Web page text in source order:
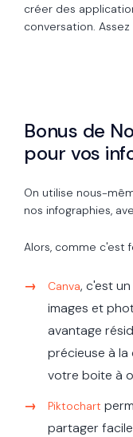
créer des
conversation.
Bonus de
pour vos
On utilise nous-
nos infographies,
Alors, comme c'est
Canva, c'est
images et
avantage
précieuse à
votre boite à
Piktochart
partager